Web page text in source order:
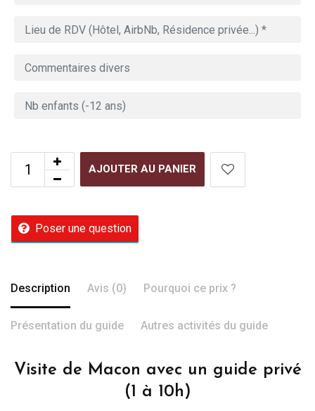
AJOUTER AU PANIER
Poser une question
Description Avis (0) Pourquoi ce prix ?
Présentation du guide Autres activités du guide
Visite de Macon avec un guide privé
(1 à 10h)